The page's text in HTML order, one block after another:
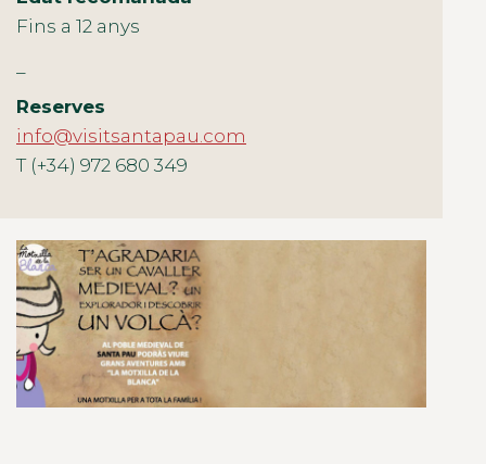
Fins a 12 anys
Reserves
info@visitsantapau.com
T (+34) 972 680 349